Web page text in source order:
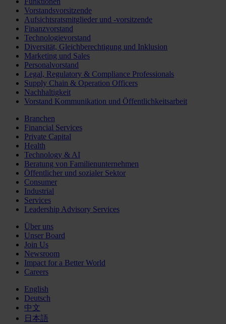
Vorstandsvorsitzende
Aufsichtsratsmitglieder und -vorsitzende
Finanzvorstand
Technologievorstand
Diversität, Gleichberechtigung und Inklusion
Marketing und Sales
Personalvorstand
Legal, Regulatory & Compliance Professionals
Supply Chain & Operation Officers
Nachhaltigkeit
Vorstand Kommunikation und Öffentlichkeitsarbeit
Branchen
Financial Services
Private Capital
Health
Technology & AI
Beratung von Familienunternehmen
Öffentlicher und sozialer Sektor
Consumer
Industrial
Services
Leadership Advisory Services
Über uns
Unser Board
Join Us
Newsroom
Impact for a Better World
Careers
English
Deutsch
中文
日本語